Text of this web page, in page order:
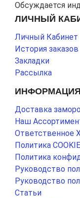
Обсуждается
ЛИЧНЫЙ
Личный Кабинет
История заказов
Закладки
Рассылка
ИНФОРМАЦИЯ
Доставка
Наш
Ответственное
Политика COOKIE
Политика
Руководство
Руководство
Статьи